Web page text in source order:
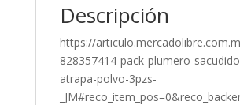
Descripción
https://
828357414-pack-plumero-
atrapa-polvo-3pzs-